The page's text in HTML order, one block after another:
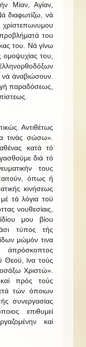
Μίαν, Αγίαν,
διαφωτίζω, νά
χρίστεπωνυμου
του
του. Νά γίνω
ομοψυχίας του,
άναβιώσουν.
παραδόσεως,
Αντιθέτως
τινάς σώσω».
κατά τό
διά τό
τους
όπως ή
κινήσεως
τά λόγια τοϋ
νουθεσίαις,
μου βίου
τύπος τής
μώμόν τινα
Θεοϋ, ϊνα τούς
Χριστώ».
πρός τούς
τών όποιων
συνεργασίας
επιθυμεί
καί